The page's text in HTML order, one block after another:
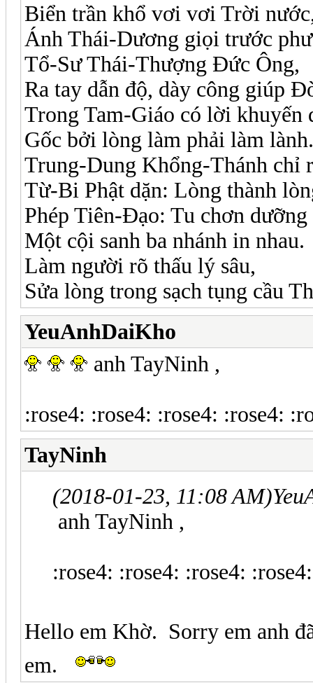
Biển trần khổ vơi vơi Trời
Ánh Thái-Dương giọi trước
Tổ-Sư Thái-Thượng Đức Ông,
Ra tay dẫn độ, dày công giúp
Trong Tam-Giáo có lời khuyến
Gốc bởi lòng làm phải làm lành.
Trung-Dung Khổng-Thánh chỉ
Từ-Bi Phật dặn: Lòng thành
Phép Tiên-Đạo: Tu chơn dưỡng
Một cội sanh ba nhánh in nhau.
Làm người rõ thấu lý sâu,
Sửa lòng trong sạch tụng cầu
YeuAnhDaiKho
anh TayNinh ,
:rose4: :rose4: :rose4: :rose4:
TayNinh
(2018-01-23, 11:08 AM)
anh TayNinh ,
:rose4: :rose4: :rose4:
Hello em Khờ. Sorry em anh
em.